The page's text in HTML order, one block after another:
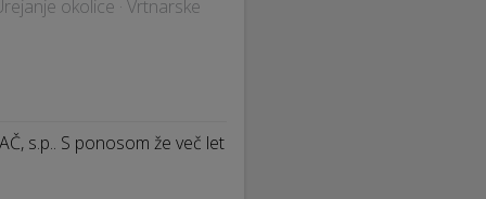
okolice · Vrtnarske
s.p.. S ponosom že več let